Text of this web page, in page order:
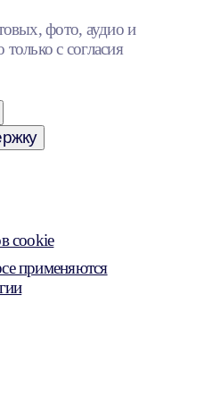
фото, аудио и
с согласия
cookie
применяются